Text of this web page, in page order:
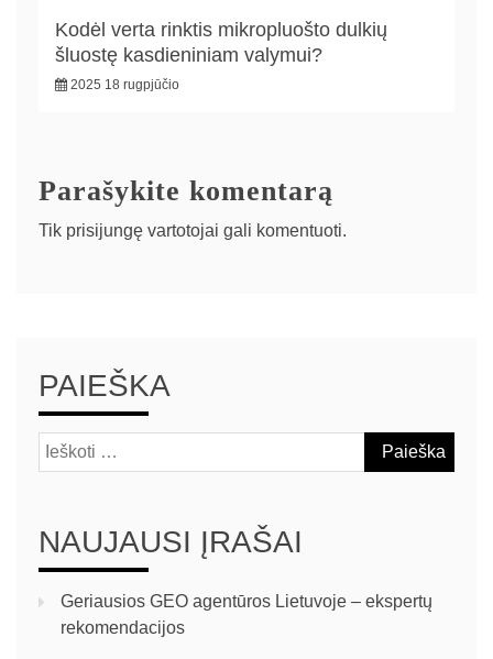
Kodėl verta rinktis mikropluošto dulkių
šluostę kasdieniniam valymui?
2025 18 rugpjūčio
Parašykite komentarą
Tik prisijungę vartotojai gali komentuoti.
PAIEŠKA
NAUJAUSI ĮRAŠAI
Geriausios GEO agentūros Lietuvoje – ekspertų
rekomendacijos